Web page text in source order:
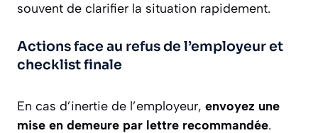
souvent de clarifier la situation rapidement.
Actions face au refus de l’employeur et
checklist finale
En cas d’inertie de l’employeur, envoyez une
mise en demeure par lettre recommandée.